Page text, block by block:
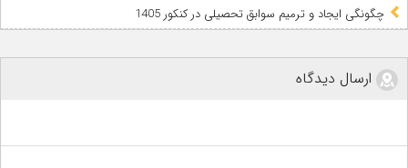
چگونگی ایجاد و ترمیم سوابق تحصیلی در کنکور 1405
ارسال دیدگاه